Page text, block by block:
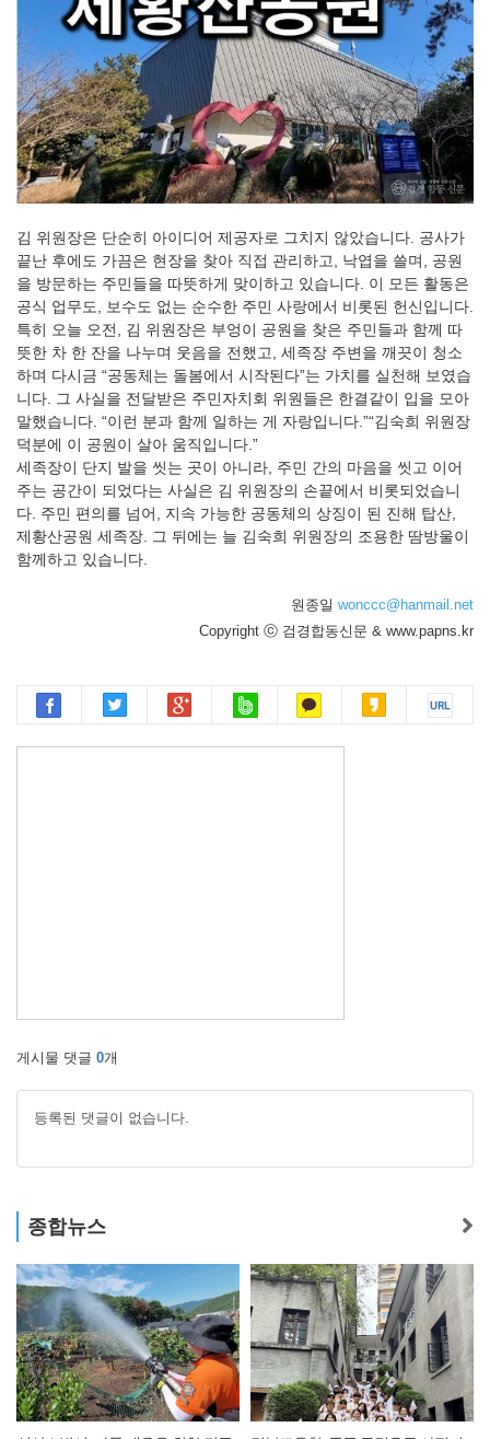
김 위원장은 단순히 아이디어 제공자로 그치지 않았습니다. 공사가
끝난 후에도 가끔은 현장을 찾아 직접 관리하고, 낙엽을 쓸며, 공원
을 방문하는 주민들을 따뜻하게 맞이하고 있습니다. 이 모든 활동은
공식 업무도, 보수도 없는 순수한 주민 사랑에서 비롯된 헌신입니다.
특히 오늘 오전, 김 위원장은 부엉이 공원을 찾은 주민들과 함께 따
뜻한 차 한 잔을 나누며 웃음을 전했고, 세족장 주변을 깨끗이 청소
하며 다시금 “공동체는 돌봄에서 시작된다”는 가치를 실천해 보였습
니다. 그 사실을 전달받은 주민자치회 위원들은 한결같이 입을 모아
말했습니다. “이런 분과 함께 일하는 게 자랑입니다.”“김숙희 위원장
덕분에 이 공원이 살아 움직입니다.”
세족장이 단지 발을 씻는 곳이 아니라, 주민 간의 마음을 씻고 이어
주는 공간이 되었다는 사실은 김 위원장의 손끝에서 비롯되었습니
다. 주민 편의를 넘어, 지속 가능한 공동체의 상징이 된 진해 탑산,
제황산공원 세족장. 그 뒤에는 늘 김숙희 위원장의 조용한 땀방울이
함께하고 있습니다.
원종일 wonccc@hanmail.net
Copyright ⓒ 검경합동신문 & www.papns.kr
게시물 댓글 0개
등록된 댓글이 없습니다.
종합뉴스